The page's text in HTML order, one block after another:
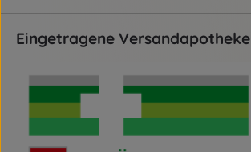
Eingetragene Versandapotheke